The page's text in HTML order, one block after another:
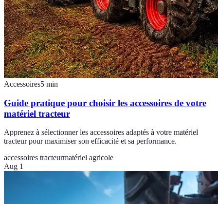
Accessoires5 min
Guide pratique pour choisir les accessoires de votre
matériel tracteur
Apprenez à sélectionner les accessoires adaptés à votre matériel
tracteur pour maximiser son efficacité et sa performance.
accessoires tracteurmatériel agricole
Aug 1